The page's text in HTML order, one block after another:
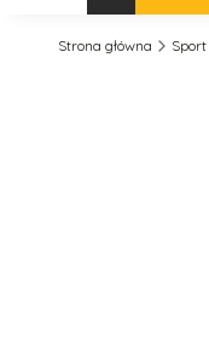
Strona główna